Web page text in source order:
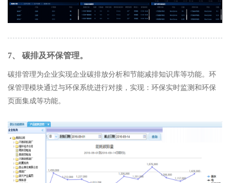
7、 碳排及环保管理。
碳排管理为企业实现企业碳排放分析和节能减排知识库等功能。环
保管理模块通过与环保系统进行对接，实现：环保实时监测和环保
页面集成等功能。